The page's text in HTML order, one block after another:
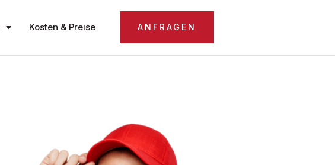
Kosten & Preise ANFRAGEN